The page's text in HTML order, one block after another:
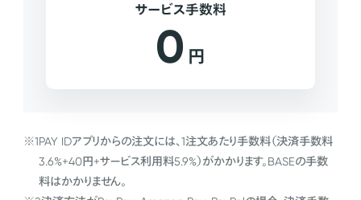
サービス手数料
0 円
※1PAY IDアプリからの注文には、1注文あたり手数料（決済手数料
3.6%+40円+サービス利用料5.9%）がかかります。BASEの手数
料はかかりません。